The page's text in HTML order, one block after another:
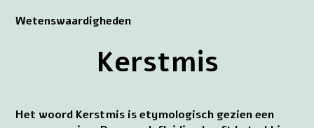
Wetenswaardigheden
Kerstmis
Het woord Kerstmis is etymologisch gezien een